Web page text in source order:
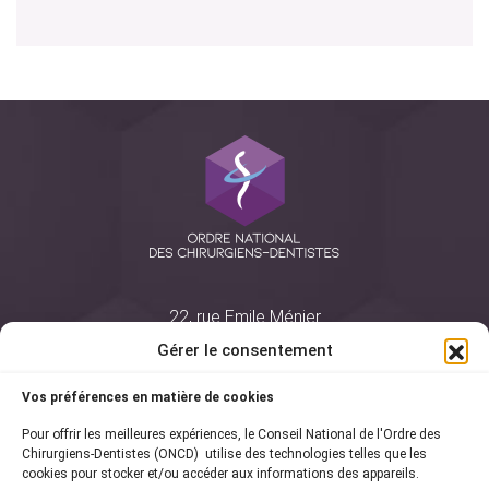
Gérer le consentement
Vos préférences en matière de cookies
Pour offrir les meilleures expériences, le Conseil National de l'Ordre des
Chirurgiens-Dentistes (ONCD) utilise des technologies telles que les
cookies pour stocker et/ou accéder aux informations des appareils.
22, rue Emile Ménier
75761 Paris Cedex 16
01 44 34 78 80
courrier@oncd.org